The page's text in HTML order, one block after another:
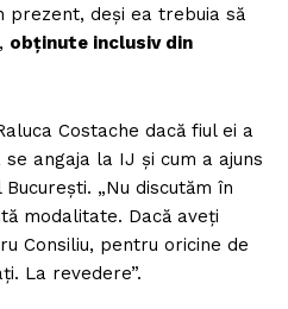
prezent, deși ea trebuia să
obținute inclusiv din
Costache dacă fiul ei a
angaja la IJ și cum a ajuns
„Nu discutăm în
modalitate. Dacă aveți
Consiliu, pentru oricine de
La revedere”.